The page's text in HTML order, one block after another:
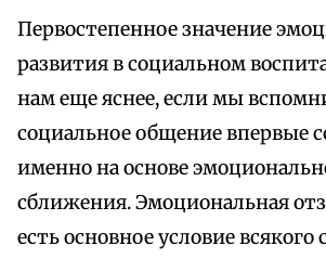
Первостепенное значение
развития в социальном
нам еще яснее, если мы
социальное общение впервые
именно на основе
сближения. Эмоциональная
есть основное условие всякого